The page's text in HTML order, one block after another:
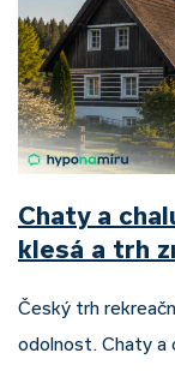
Chaty a
klesá a trh
Český trh
odolnost. Chaty a